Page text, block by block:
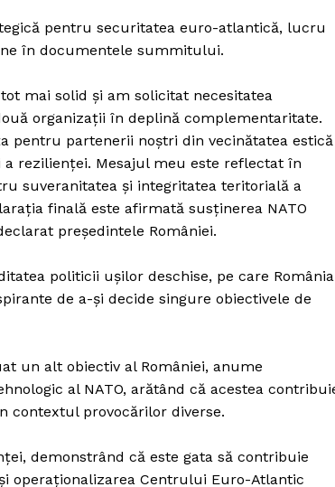
pentru securitatea euro-atlantică, lucru
în documentele summitului.
mai solid şi am solicitat necesitatea
organizaţii în deplină complementaritate.
pentru partenerii noştri din vecinătatea estică
rezilienţei. Mesajul meu este reflectat în
suveranitatea şi integritatea teritorială a
finală este afirmată susţinerea NATO
președintele României.
politicii uşilor deschise, pe care România
de a-şi decide singure obiectivele de
un alt obiectiv al României, anume
al NATO, arătând că acestea
contextul provocărilor diverse.
demonstrând că este gata să contribuie
operaţionalizarea Centrului Euro-Atlantic